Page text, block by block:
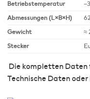
Betriebstemperatur
Abmessungen (L×B×H)
Gewicht
≈
Stecker
Die kompletten Daten
Technische Daten